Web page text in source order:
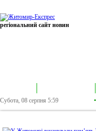
регіональний сайт новин
Субота, 08 серпня 5:59 •